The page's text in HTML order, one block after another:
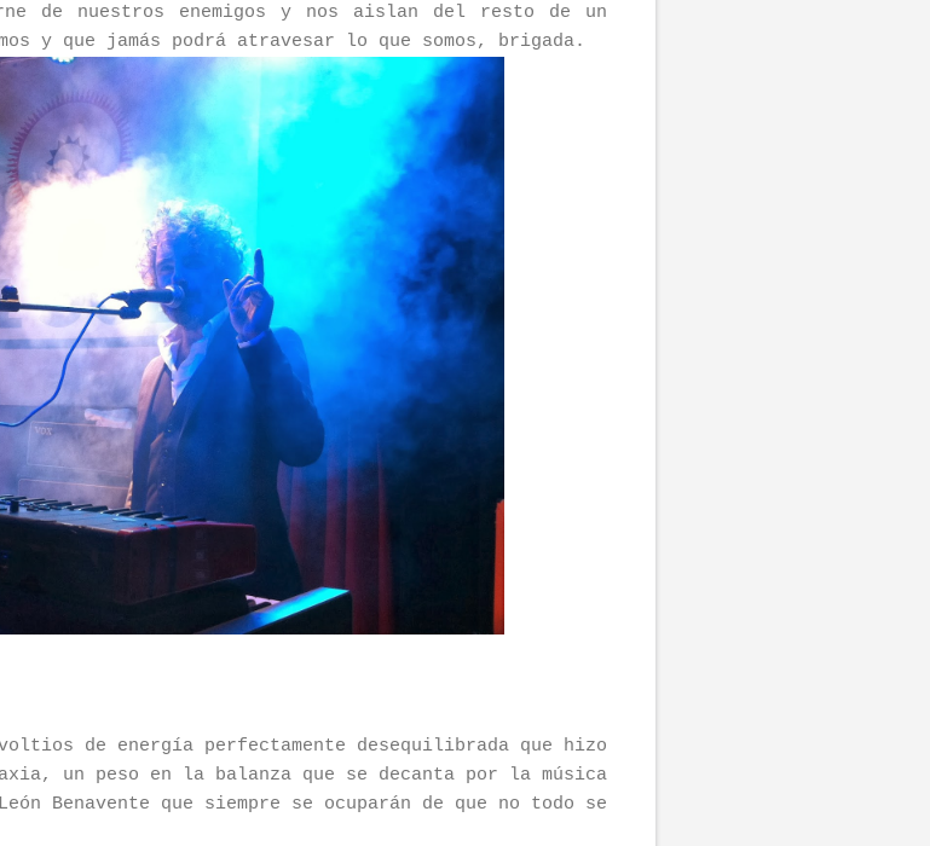
de nuestros enemigos y nos aislan del resto de un
y que jamás podrá atravesar lo que somos, brigada.
de energía perfectamente desequilibrada que hizo
un peso en la balanza que se decanta por la música
Benavente que siempre se ocuparán de que no todo se